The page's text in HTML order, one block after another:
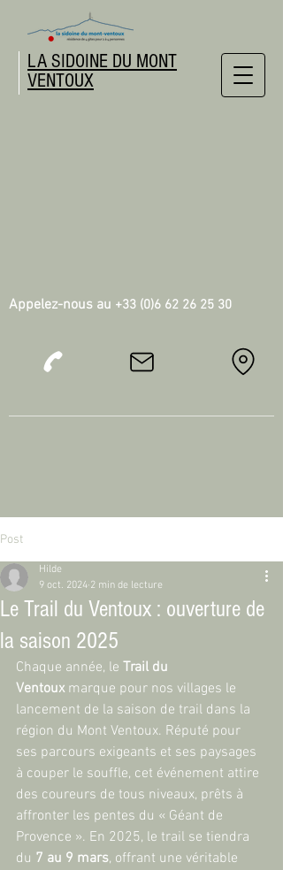
LA SIDOINE DU MONT
VENTOUX
Appelez-nous au +33 (0)6 62 26 25 30
Post
Le Trail du Ventoux : ouverture de
la saison 2025
Hilde
9 oct. 2024 2 min de lecture
Chaque année, le Trail du
Ventoux marque pour nos villages le
lancement de la saison de trail dans la
région du Mont Ventoux. Réputé pour
ses parcours exigeants et ses paysages
à couper le souffle, cet événement attire
des coureurs de tous niveaux, prêts à
affronter les pentes du « Géant de
Provence ». En 2025, le trail se tiendra
du 7 au 9 mars, offrant une véritable